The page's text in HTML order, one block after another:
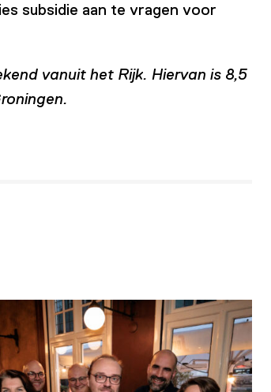
subsidie aan te vragen voor
vanuit het Rijk. Hiervan is 8,5